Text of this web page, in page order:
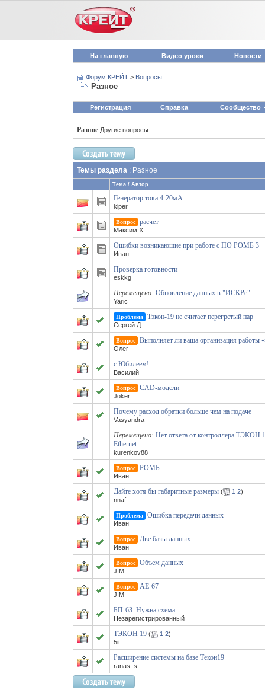
На главную Видео уроки Новости
Форум КРЕЙТ > Вопросы
Разное
Регистрация Справка Сообщество
Разное Другие вопросы
Темы раздела : Разное
Тема / Автор
Генератор тока 4-20мА
kiper
Вопрос расчет
Максим Х.
Ошибки возникающие при работе с ПО РОМБ 3
Иван
Проверка готовности
eskkg
Перемещено: Обновление данных в "ИСКРе"
Yaric
Проблема Тэкон-19 не считает перегретый пар
Сергей Д
Вопрос Выполняет ли ваша организация работы
Олег
с Юбилеем!
Василий
Вопрос CAD-модели
Joker
Почему расход обратки больше чем на подаче
Vasyandra
Перемещено: Нет ответа от контроллера ТЭКОН
Ethernet
kurenkov88
Вопрос РОМБ
Иван
Дайте хотя бы габаритные размеры ( 1 2)
nnaf
Проблема Ошибка передачи данных
Иван
Вопрос Две базы данных
Иван
Вопрос Объем данных
JIM
Вопрос АЕ-67
JIM
БП-63. Нужна схема.
Незарегистрированный
ТЭКОН 19 ( 1 2)
5it
Расширение системы на базе Текон19
ranas_s